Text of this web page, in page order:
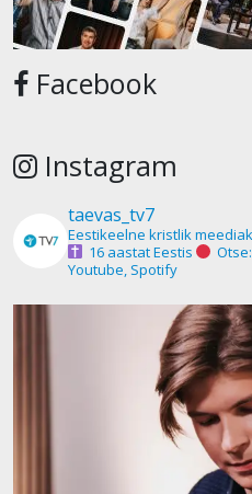
Facebook
Instagram
taevas_tv7
Eestikeelne kristlik
16 aastat Eestis
Youtube, Spotify